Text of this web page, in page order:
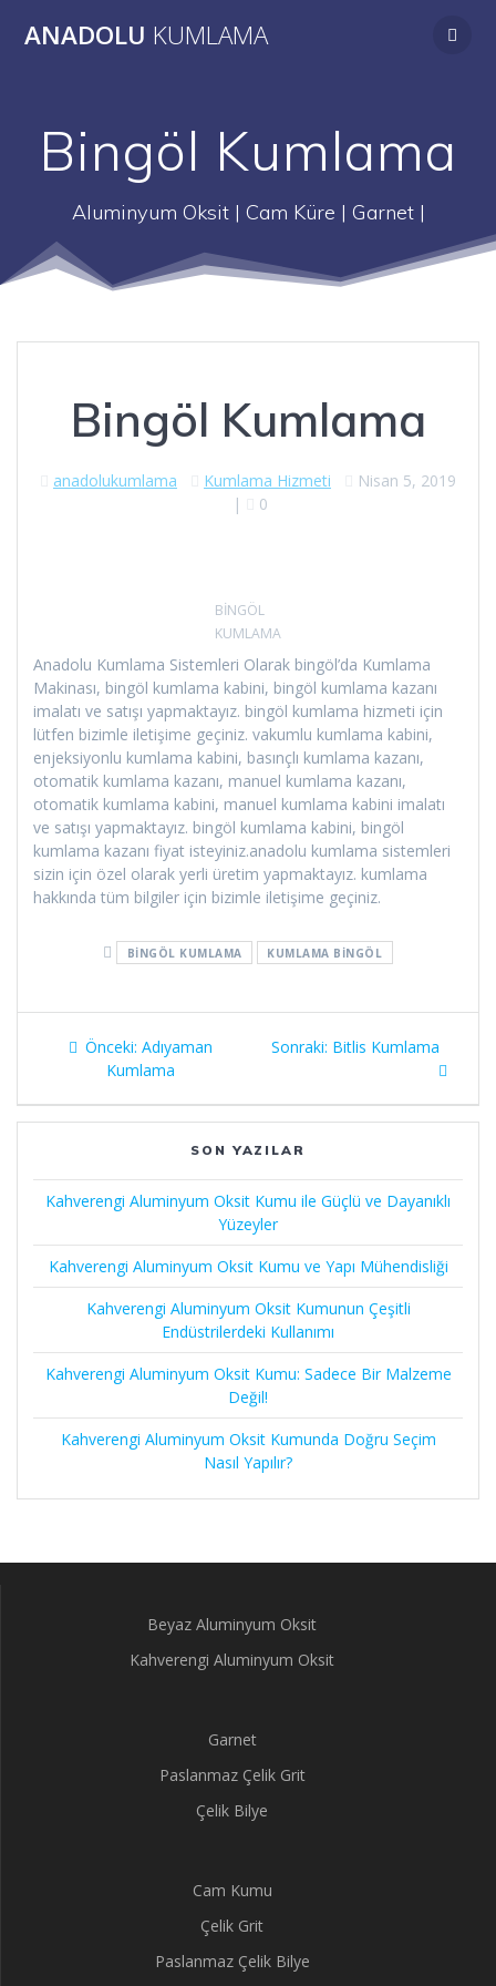
to
ANADOLU KUMLAMA
Bingöl Kumlama
Aluminyum Oksit | Cam Küre | Garnet |
Bingöl Kumlama
anadolukumlama Kumlama Hizmeti
Nisan 5, 2019
|
0
BİNGÖL
KUMLAMA
Anadolu Kumlama Sistemleri Olarak bingöl’da Kumlama
Makinası, bingöl kumlama kabini, bingöl kumlama kazanı
imalatı ve satışı yapmaktayız. bingöl kumlama hizmeti için
lütfen bizimle iletişime geçiniz. vakumlu kumlama kabini,
enjeksiyonlu kumlama kabini, basınçlı kumlama kazanı,
otomatik kumlama kazanı, manuel kumlama kazanı,
otomatik kumlama kabini, manuel kumlama kabini imalatı
ve satışı yapmaktayız. bingöl kumlama kabini, bingöl
kumlama kazanı fiyat isteyiniz.anadolu kumlama sistemleri
sizin için özel olarak yerli üretim yapmaktayız. kumlama
hakkında tüm bilgiler için bizimle iletişime geçiniz.
BINGÖL KUMLAMA KUMLAMA BINGÖL
Yazı
gezinmesi
Önceki: Önceki
yazı:
Adıyaman
Kumlama
Sonraki: Sonraki
Bitlis Kumlama
SON YAZILAR
Kahverengi Aluminyum Oksit Kumu ile Güçlü ve Dayanıklı
Yüzeyler
Kahverengi Aluminyum Oksit Kumu ve Yapı Mühendisliği
Kahverengi Aluminyum Oksit Kumunun Çeşitli
Endüstrilerdeki Kullanımı
Kahverengi Aluminyum Oksit Kumu: Sadece Bir Malzeme
Değil!
Kahverengi Aluminyum Oksit Kumunda Doğru Seçim
Nasıl Yapılır?
Beyaz Aluminyum Oksit
Kahverengi Aluminyum Oksit
Garnet
Paslanmaz Çelik Grit
Çelik Bilye
Cam Kumu
Çelik Grit
Paslanmaz Çelik Bilye